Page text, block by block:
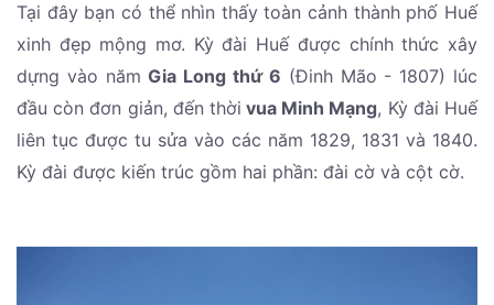
Tại đây bạn có thể nhìn thấy toàn cảnh thành phố Huế
xinh đẹp mộng mơ. Kỳ đài Huế được chính thức xây
dựng vào nămGia Long thứ 6 (Đinh Mão - 1807) lúc
đầu còn đơn giản, đến thời vua Minh Mạng, Kỳ đài Huế
liên tục được tu sửa vào các năm 1829, 1831 và 1840.
Kỳ đài được kiến trúc gồm hai phần: đài cờ và cột cờ.